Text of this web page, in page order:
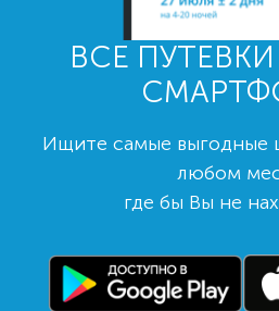
ВСЕ
Ищите самые выгодные
любом
где бы Вы не